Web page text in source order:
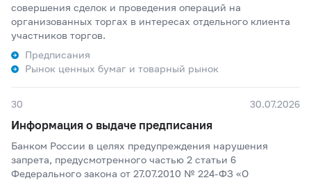
совершения сделок и проведения операций на
организованных торгах в интересах отдельного клиента
участников торгов.
Предписания
Рынок ценных бумаг и товарный рынок
30 30.07.2026
Информация о выдаче предписания
Банком России в целях предупреждения нарушения
запрета, предусмотренного частью 2 статьи 6
Федерального закона от 27.07.2010 № 224-ФЗ «О